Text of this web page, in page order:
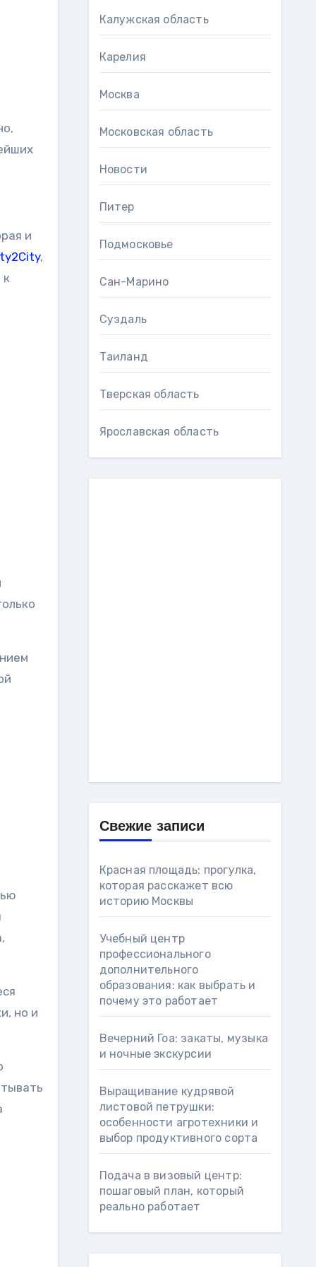
и
,
к
но и
Калужская область
Карелия
Москва
Московская область
Новости
Питер
Подмосковье
Сан-Марино
Суздаль
Таиланд
Тверская область
Ярославская область
Свежие записи
Красная площадь: прогулка,
которая расскажет всю
историю Москвы
Учебный центр
профессионального
дополнительного
образования: как выбрать и
почему это работает
Вечерний Гоа: закаты, музыка
и ночные экскурсии
Выращивание кудрявой
листовой петрушки:
особенности агротехники и
выбор продуктивного сорта
Подача в визовый центр:
пошаговый план, который
реально работает